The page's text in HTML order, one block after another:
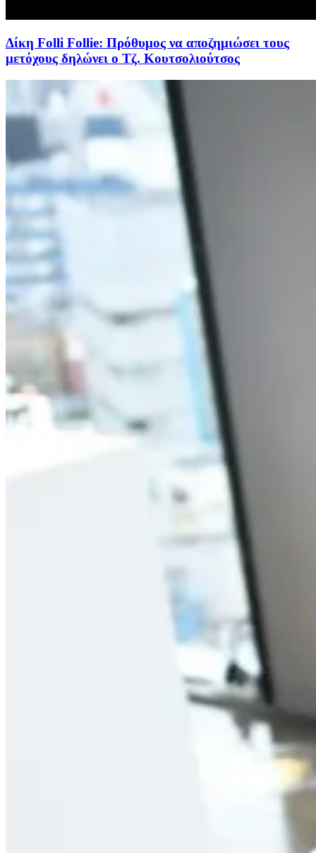
Δίκη Folli Follie: Πρόθυμος να αποζημιώσει τους
μετόχους δηλώνει ο Τζ. Κουτσολιούτσος